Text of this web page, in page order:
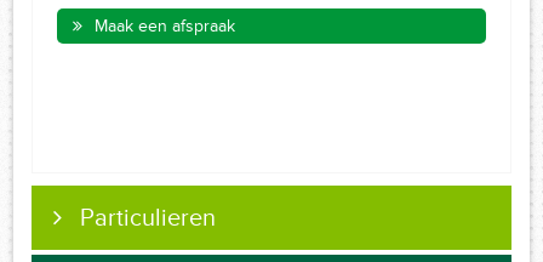
Maak een afspraak
Particulieren